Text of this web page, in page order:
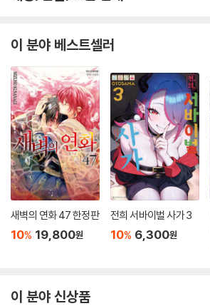
이 분야 베스트셀러
새벽의 연화 47 한정판
10% 19,800원
전희 서바이벌 사가 3
10% 6,300원
이 분야 신상품